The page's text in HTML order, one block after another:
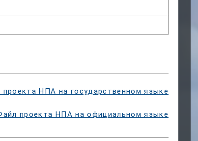
НПА на государственном языке
проекта НПА на официальном языке